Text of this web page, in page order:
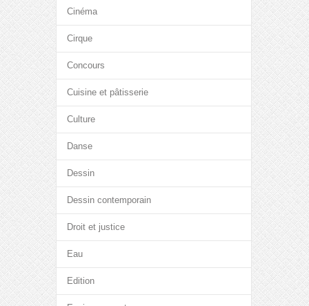
Cinéma
Cirque
Concours
Cuisine et pâtisserie
Culture
Danse
Dessin
Dessin contemporain
Droit et justice
Eau
Edition